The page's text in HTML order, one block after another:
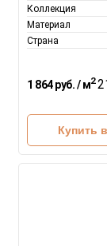
Коллекция
Материал
Страна
1 864 руб. / м2
Купить